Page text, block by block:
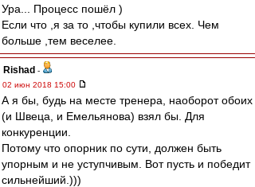
Ура... Процесс пошёл )
Если что ,я за то ,чтобы купили всех. Чем
больше ,тем веселее.
Rishad -
02 июн 2018 15:00
А я бы, будь на месте тренера, наоборот обоих
(и Швеца, и Емельянова) взял бы. Для
конкуренции.
Потому что опорник по сути, должен быть
упорным и не уступчивым. Вот пусть и победит
сильнейший.)))